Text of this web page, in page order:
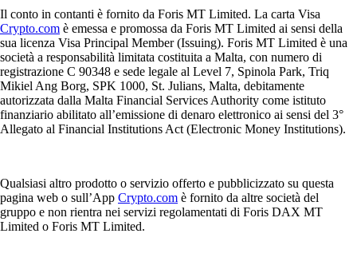
Il conto in contanti è fornito da Foris MT Limited. La carta Visa
Crypto.com è emessa e promossa da Foris MT Limited ai sensi della
sua licenza Visa Principal Member (Issuing). Foris MT Limited è una
società a responsabilità limitata costituita a Malta, con numero di
registrazione C 90348 e sede legale al Level 7, Spinola Park, Triq
Mikiel Ang Borg, SPK 1000, St. Julians, Malta, debitamente
autorizzata dalla Malta Financial Services Authority come istituto
finanziario abilitato all’emissione di denaro elettronico ai sensi del 3°
Allegato al Financial Institutions Act (Electronic Money Institutions).
Qualsiasi altro prodotto o servizio offerto e pubblicizzato su questa
pagina web o sull’App Crypto.com è fornito da altre società del
gruppo e non rientra nei servizi regolamentati di Foris DAX MT
Limited o Foris MT Limited.